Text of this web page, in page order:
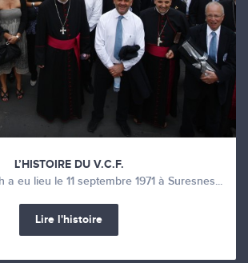
L’HISTOIRE DU V.C.F.
a eu lieu le 11 septembre 1971 à Suresnes...
Lire l'histoire